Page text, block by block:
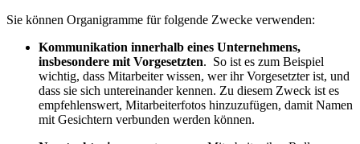
Sie können Organigramme für folgende Zwecke verwenden:
Kommunikation innerhalb eines Unternehmens,
insbesondere mit Vorgesetzten. So ist es zum Beispiel
wichtig, dass Mitarbeiter wissen, wer ihr Vorgesetzter ist, und
dass sie sich untereinander kennen. Zu diesem Zweck ist es
empfehlenswert, Mitarbeiterfotos hinzuzufügen, damit Namen
mit Gesichtern verbunden werden können.